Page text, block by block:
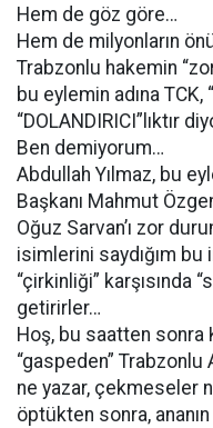
Hem de göz göre…
Hem de milyonların
Trabzonlu hakemin
bu eylemin adına TCK,
“DOLANDIRICI”lıktır
Ben demiyorum…
Abdullah Yılmaz, bu
Başkanı Mahmut
Oğuz Sarvan’ı zor
isimlerini saydığım bu
“çirkinliği” karşısında
getirirler…
Hoş, bu saatten sonra
“gaspeden” Trabzonlu
ne yazar, çekmeseler
öptükten sonra,